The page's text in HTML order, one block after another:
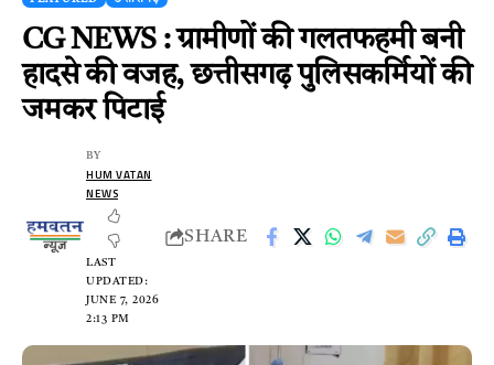
CG NEWS : ग्रामीणों की गलतफहमी बनी
हादसे की वजह, छत्तीसगढ़ पुलिसकर्मियों की
जमकर पिटाई
LAST
UPDATED:
JUNE 7, 2026
2:13 PM
BY
HUM VATAN
NEWS
SHARE